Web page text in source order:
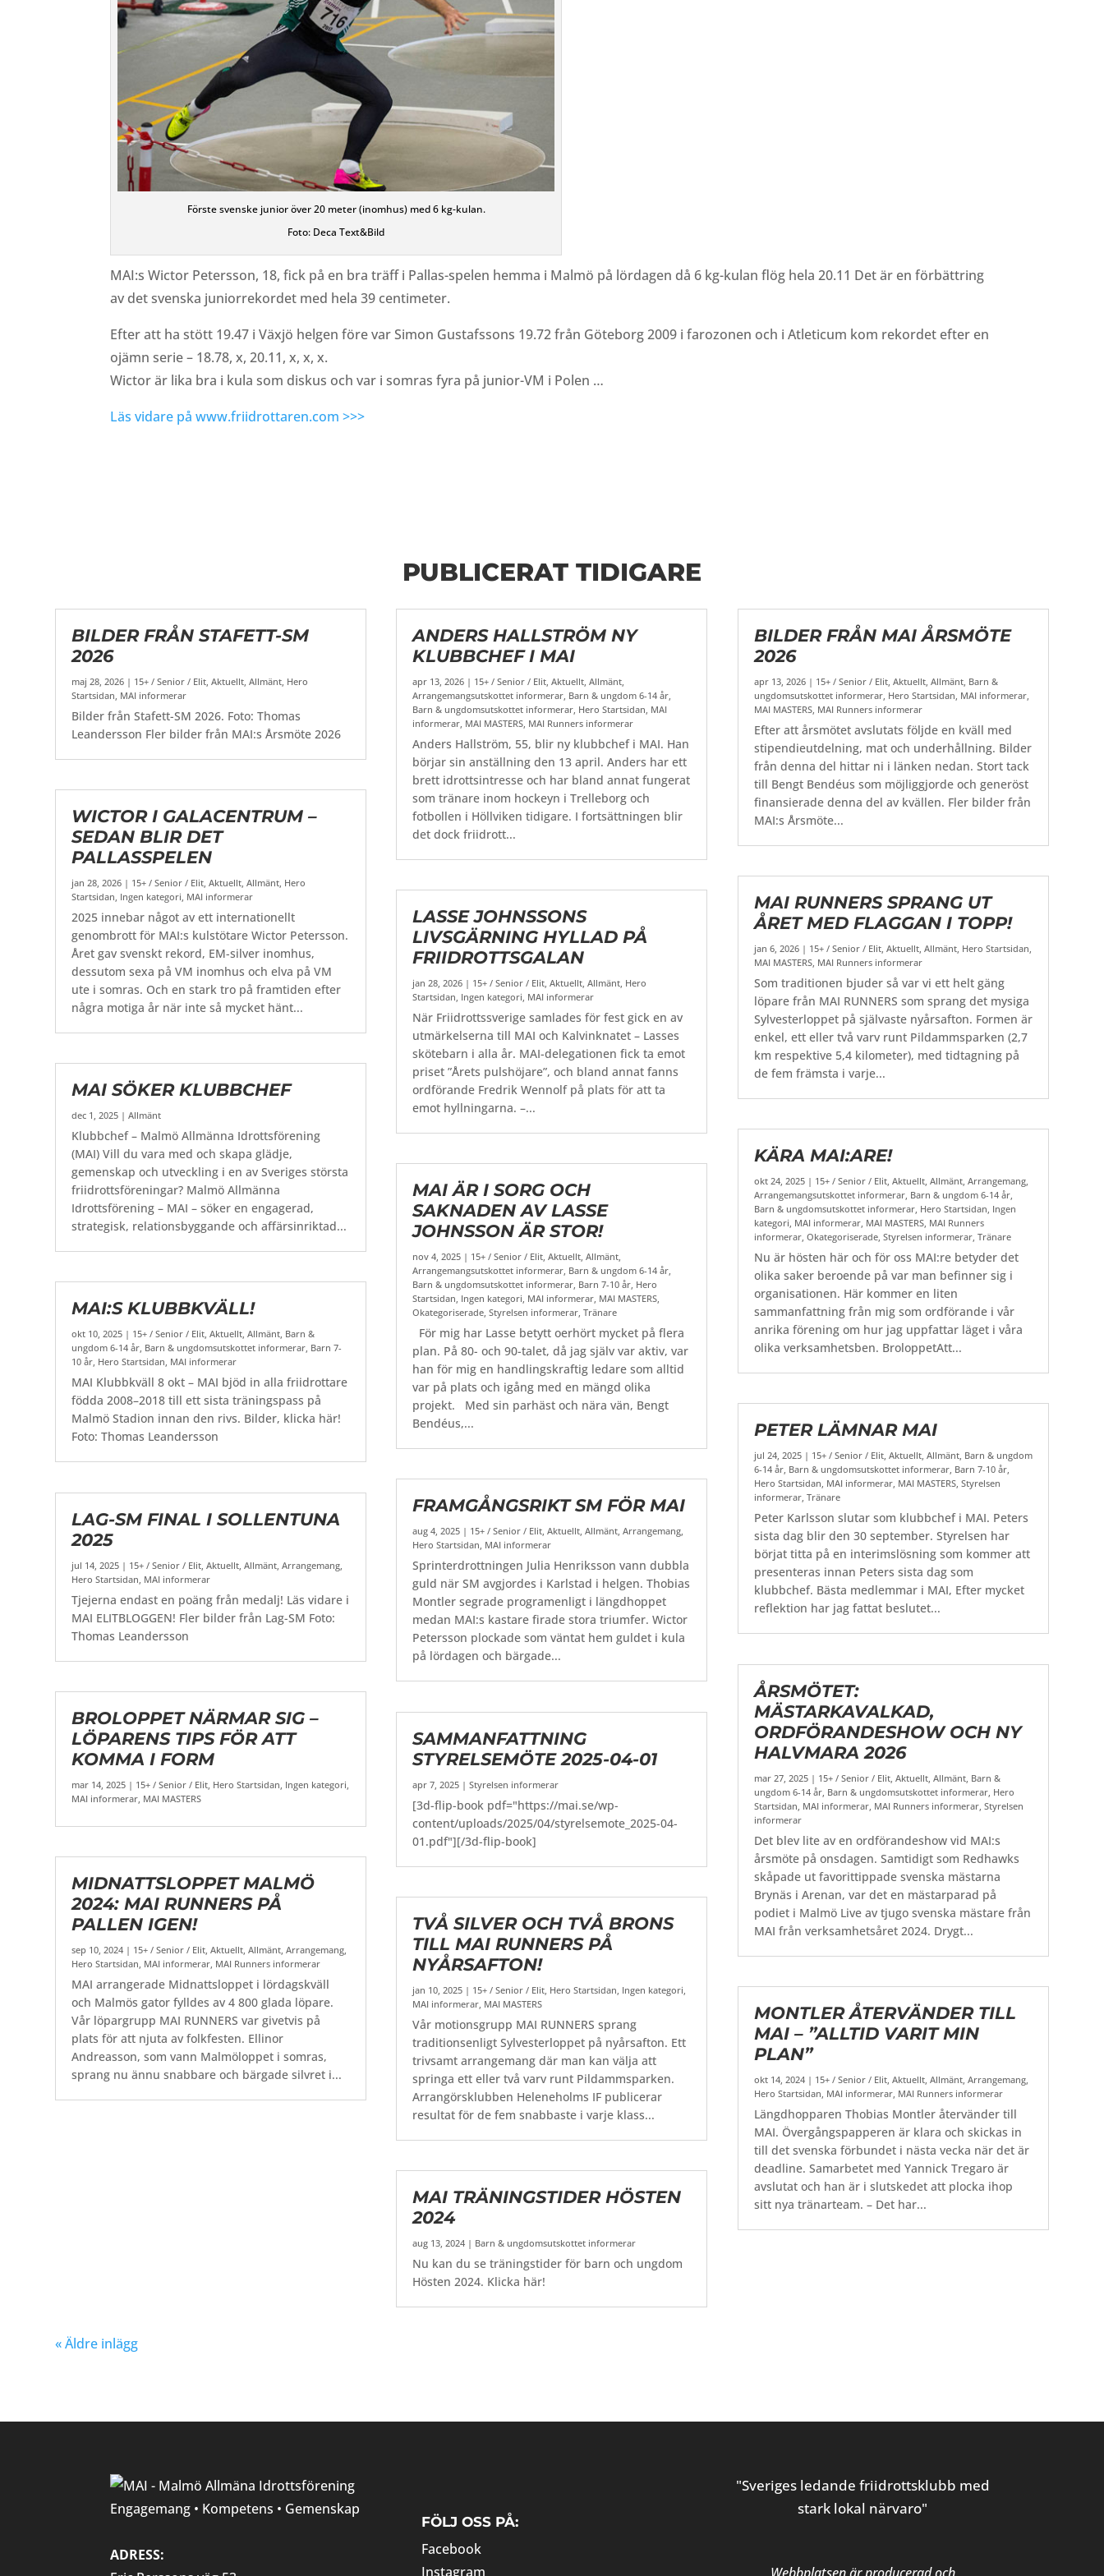
Förste svenske junior över 20 meter (inomhus) med 6 kg-kulan.
Foto: Deca Text&Bild
MAI:s Wictor Petersson, 18, fick på en bra träff i Pallas-spelen hemma i Malmö på lördagen då 6 kg-kulan flög hela 20.11 Det är en förbättring
av det svenska juniorrekordet med hela 39 centimeter.
Efter att ha stött 19.47 i Växjö helgen före var Simon Gustafssons 19.72 från Göteborg 2009 i farozonen och i Atleticum kom rekordet efter en
ojämn serie – 18.78, x, 20.11, x, x, x.
Wictor är lika bra i kula som diskus och var i somras fyra på junior-VM i Polen …
Läs vidare på www.friidrottaren.com >>>
PUBLICERAT TIDIGARE
BILDER FRÅN STAFETT-SM
2026
maj 28, 2026 | 15+ / Senior / Elit ,Aktuellt ,Allmänt Hero
Startsidan MAI informerar
Bilder från Stafett-SM 2026. Foto: Thomas
Leandersson Fler bilder från MAI:s Årsmöte 2026
WICTOR I GALACENTRUM –
SEDAN BLIR DET
PALLASSPELEN
jan 28, 2026 | 15+ / Senior / Elit ,Aktuellt ,Allmänt Hero
Startsidan Ingen kategori MAI informerar
2025 innebar något av ett internationellt
genombrott för MAI:s kulstötare Wictor Petersson.
Året gav svenskt rekord, EM-silver inomhus,
dessutom sexa på VM inomhus och elva på VM
ute i somras. Och en stark tro på framtiden efter
några motiga år när inte så mycket hänt...
MAI SÖKER KLUBBCHEF
dec 1, 2025 |Allmänt
Klubbchef – Malmö Allmänna Idrottsförening
(MAI) Vill du vara med och skapa glädje,
gemenskap och utveckling i en av Sveriges största
friidrottsföreningar? Malmö Allmänna
Idrottsförening – MAI – söker en engagerad,
strategisk, relationsbyggande och affärsinriktad...
MAI:S KLUBBKVÄLL!
okt 10, 2025 | 15+ / Senior / Elit,Aktuellt,Allmänt, Barn &
ungdom 6-14 år, Barn & ungdomsutskottet informerar, Barn 7-
10 år, Hero Startsidan, MAI informerar
MAI Klubbkväll 8 okt – MAI bjöd in alla friidrottare
födda 2008–2018 till ett sista träningspass på
Malmö Stadion innan den rivs. Bilder, klicka här!
Foto: Thomas Leandersson
LAG-SM FINAL I SOLLENTUNA
2025
jul 14, 2025 | 15+ / Senior / Elit ,Aktuellt ,Allmänt ,Arrangemang
Hero Startsidan MAI informerar
Tjejerna endast en poäng från medalj! Läs vidare i
MAI ELITBLOGGEN! Fler bilder från Lag-SM Foto:
Thomas Leandersson
BROLOPPET NÄRMAR SIG –
LÖPARENS TIPS FÖR ATT
KOMMA I FORM
mar 14, 2025 | 15+ / Senior / Elit Hero Startsidan Ingen kategori
MAI informerar MAI MASTERS
MIDNATTSLOPPET MALMÖ
2024: MAI RUNNERS PÅ
PALLEN IGEN!
sep 10, 2024 | 15+ / Senior / Elit,Aktuellt,Allmänt,Arrangemang,
Hero Startsidan, MAI informerar, MAI Runners informerar
MAI arrangerade Midnattsloppet i lördagskväll
och Malmös gator fylldes av 4 800 glada löpare.
Vår löpargrupp MAI RUNNERS var givetvis på
plats för att njuta av folkfesten. Ellinor
Andreasson, som vann Malmöloppet i somras,
sprang nu ännu snabbare och bärgade silvret i...
ANDERS HALLSTRÖM NY
KLUBBCHEF I MAI
apr 13, 2026 | 15+ / Senior / Elit ,Aktuellt ,Allmänt
Arrangemangsutskottet informerar Barn & ungdom 6-14 år
Barn & ungdomsutskottet informerar Hero Startsidan MAI
informerar MAI MASTERS MAI Runners informerar
Anders Hallström, 55, blir ny klubbchef i MAI. Han
börjar sin anställning den 13 april. Anders har ett
brett idrottsintresse och har bland annat fungerat
som tränare inom hockeyn i Trelleborg och
fotbollen i Höllviken tidigare. I fortsättningen blir
det dock friidrott...
LASSE JOHNSSONS
LIVSGÄRNING HYLLAD PÅ
FRIIDROTTSGALAN
jan 28, 2026 | 15+ / Senior / Elit ,Aktuellt ,Allmänt Hero
Startsidan Ingen kategori MAI informerar
När Friidrottssverige samlades för fest gick en av
utmärkelserna till MAI och Kalvinknatet – Lasses
skötebarn i alla år. MAI-delegationen fick ta emot
priset ”Årets pulshöjare”, och bland annat fanns
ordförande Fredrik Wennolf på plats för att ta
emot hyllningarna. –...
MAI ÄR I SORG OCH
SAKNADEN AV LASSE
JOHNSSON ÄR STOR!
nov 4, 2025 | 15+ / Senior / Elit,Aktuellt,Allmänt,
Arrangemangsutskottet informerar, Barn & ungdom 6-14 år,
Barn & ungdomsutskottet informerar, Barn 7-10 år, Hero
Startsidan, Ingen kategori, MAI informerar, MAI MASTERS,
Okategoriserade,Styrelsen informerar,Tränare
För mig har Lasse betytt oerhört mycket på flera
plan. På 80- och 90-talet, då jag själv var aktiv, var
han för mig en handlingskraftig ledare som alltid
var på plats och igång med en mängd olika
projekt. Med sin parhäst och nära vän, Bengt
Bendéus,...
FRAMGÅNGSRIKT SM FÖR MAI
aug 4, 2025 | 15+ / Senior / Elit,Aktuellt,Allmänt,Arrangemang,
Hero Startsidan, MAI informerar
Sprinterdrottningen Julia Henriksson vann dubbla
guld när SM avgjordes i Karlstad i helgen. Thobias
Montler segrade programenligt i längdhoppet
medan MAI:s kastare firade stora triumfer. Wictor
Petersson plockade som väntat hem guldet i kula
på lördagen och bärgade...
SAMMANFATTNING
STYRELSEMÖTE 2025-04-01
apr 7, 2025 |Styrelsen informerar
[3d-flip-book pdf="https://mai.se/wp-
content/uploads/2025/04/styrelsemote_2025-04-
01.pdf"][/3d-flip-book]
TVÅ SILVER OCH TVÅ BRONS
TILL MAI RUNNERS PÅ
NYÅRSAFTON!
jan 10, 2025 | 15+ / Senior / Elit Hero Startsidan Ingen kategori
MAI informerar MAI MASTERS
Vår motionsgrupp MAI RUNNERS sprang
traditionsenligt Sylvesterloppet på nyårsafton. Ett
trivsamt arrangemang där man kan välja att
springa ett eller två varv runt Pildammsparken.
Arrangörsklubben Heleneholms IF publicerar
resultat för de fem snabbaste i varje klass...
MAI TRÄNINGSTIDER HÖSTEN
2024
aug 13, 2024 | Barn & ungdomsutskottet informerar
Nu kan du se träningstider för barn och ungdom
Hösten 2024. Klicka här!
BILDER FRÅN MAI ÅRSMÖTE
2026
apr 13, 2026| 15+ / Senior / Elit, Aktuellt, Allmänt, Barn &
ungdomsutskottet informerar, Hero Startsidan MAI informerar,
MAI MASTERS, MAI Runners informerar
Efter att årsmötet avslutats följde en kväll med
stipendieutdelning, mat och underhållning. Bilder
från denna del hittar ni i länken nedan. Stort tack
till Bengt Bendéus som möjliggjorde och generöst
finansierade denna del av kvällen. Fler bilder från
MAI:s Årsmöte...
MAI RUNNERS SPRANG UT
ÅRET MED FLAGGAN I TOPP!
jan 6, 2026| 15+ / Senior / Elit, Aktuellt, Allmänt, Hero Startsidan
MAI MASTERS, MAI Runners informerar
Som traditionen bjuder så var vi ett helt gäng
löpare från MAI RUNNERS som sprang det mysiga
Sylvesterloppet på självaste nyårsafton. Formen är
enkel, ett eller två varv runt Pildammsparken (2,7
km respektive 5,4 kilometer), med tidtagning på
de fem främsta i varje...
KÄRA MAI:ARE!
okt 24, 2025| 15+ / Senior / Elit, Aktuellt, Allmänt, Arrangemang,
Arrangemangsutskottet informerar, Barn & ungdom 6-14 år,
Barn & ungdomsutskottet informerar, Hero Startsidan, Ingen
kategori, MAI informerar, MAI MASTERS, MAI Runners
informerar, Okategoriserade, Styrelsen informerar, Tränare
Nu är hösten här och för oss MAI:re betyder det
olika saker beroende på var man befinner sig i
organisationen. Här kommer en liten
sammanfattning från mig som ordförande i vår
anrika förening om hur jag uppfattar läget i våra
olika verksamhetsben. BroloppetAtt...
PETER LÄMNAR MAI
jul 24, 2025| 15+ / Senior / Elit, Aktuellt, Allmänt, Barn & ungdom
6-14 år, Barn & ungdomsutskottet informerar, Barn 7-10 år,
Hero Startsidan, MAI informerar, MAI MASTERS, Styrelsen
informerar, Tränare
Peter Karlsson slutar som klubbchef i MAI. Peters
sista dag blir den 30 september. Styrelsen har
börjat titta på en interimslösning som kommer att
presenteras innan Peters sista dag som
klubbchef. Bästa medlemmar i MAI, Efter mycket
reflektion har jag fattat beslutet...
ÅRSMÖTET:
MÄSTARKAVALKAD,
ORDFÖRANDESHOW OCH NY
HALVMARA 2026
mar 27, 2025| 15+ / Senior / Elit, Aktuellt, Allmänt, Barn &
ungdom 6-14 år, Barn & ungdomsutskottet informerar, Hero
Startsidan MAI informerar, MAI Runners informerar, Styrelsen
informerar
Det blev lite av en ordförandeshow vid MAI:s
årsmöte på onsdagen. Samtidigt som Redhawks
skåpade ut favorittippade svenska mästarna
Brynäs i Arenan, var det en mästarparad på
podiet i Malmö Live av tjugo svenska mästare från
MAI från verksamhetsåret 2024. Drygt...
MONTLER ÅTERVÄNDER TILL
MAI – ”ALLTID VARIT MIN
PLAN”
okt 14, 2024| 15+ / Senior / Elit, Aktuellt, Allmänt, Arrangemang,
Hero Startsidan MAI informerar, MAI Runners informerar
Längdhopparen Thobias Montler återvänder till
MAI. Övergångspapperen är klara och skickas in
till det svenska förbundet i nästa vecka när det är
deadline. Samarbetet med Yannick Tregaro är
avslutat och han är i slutskedet att plocka ihop
sitt nya tränarteam. – Det har...
« Äldre inlägg
Engagemang • Kompetens • Gemenskap
ADRESS:
FÖLJ OSS PÅ:
Facebook
Instagram
"Sveriges ledande friidrottsklubb med
stark lokal närvaro"